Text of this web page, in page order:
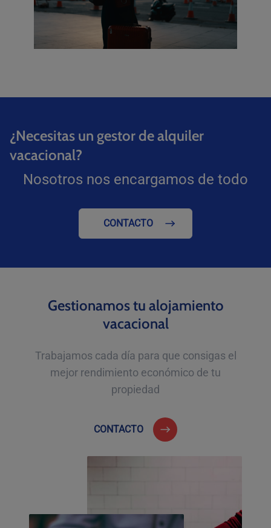
¿Necesitas un gestor de alquiler
vacacional?
Nosotros nos encargamos de todo
CONTACTO
Gestionamos tu alojamiento
vacacional
Trabajamos cada día para que consigas el
mejor rendimiento económico de tu
propiedad
CONTACTO